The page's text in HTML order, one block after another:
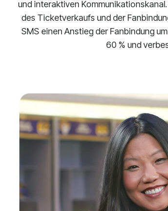
und interaktiven
des Ticketverkaufs und der
SMS einen Anstieg der Fanbindung
60 % und